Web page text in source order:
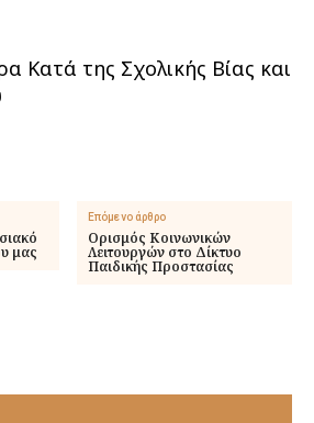
Κατά της Σχολικής Βίας και
μας
Επόμενο άρθρο
Ορισμός Κοινωνικών
Λειτουργών στο Δίκτυο
Παιδικής Προστασίας